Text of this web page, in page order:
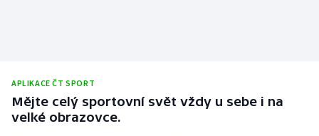
Volejbal
Ostatní
APLIKACE ČT SPORT
Mějte celý sportovní svět vždy u sebe i na
velké obrazovce.